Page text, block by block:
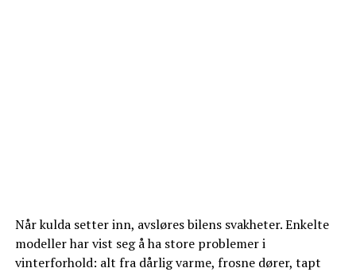
Når kulda setter inn, avsløres bilens svakheter. Enkelte
modeller har vist seg å ha store problemer i
vinterforhold: alt fra dårlig varme, frosne dører, tapt